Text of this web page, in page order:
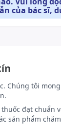
việc ức
xuất
từ tế bào t -
của bác sĩ,
Chúng tôi
đạt chuẩn
sản phẩm